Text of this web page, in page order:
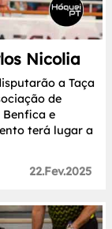
Nicolia
a Taça
de
e
terá lugar a
22.Fev.2025